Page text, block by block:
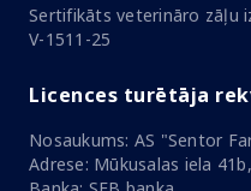
Sertifikāts veterināro zāļu
V-1511-25
Licences turētāja
Nosaukums: AS "Sentor
Adrese: Mūkusalas iela